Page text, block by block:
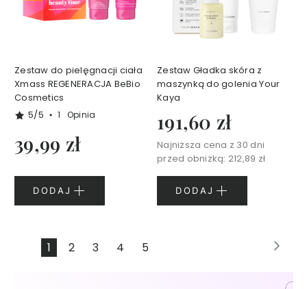
w
d
i
a
ł
N
E
J
r
e
Zestaw do pielęgnacji ciała
Xmass REGENERACJA BeBio
Cosmetics
5/5
1 Opinia
39,99 zł
DODAJ
Zestaw Gładka skóra z
maszynką do golenia Your
Kaya
191,60 zł
Najniższa cena z 30 dni
przed obniżką: 212,89 zł
DODAJ
StronaAktualnie
1 Strona
2 Strona
3 Strona
4 Strona
5